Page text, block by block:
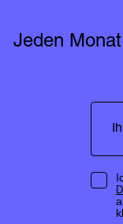
Jeden